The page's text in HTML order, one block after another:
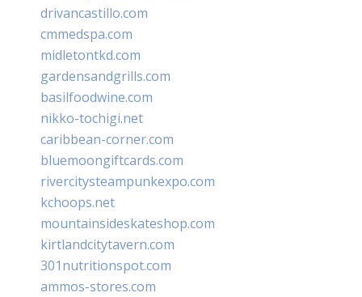
drivancastillo.com
cmmedspa.com
midletontkd.com
gardensandgrills.com
basilfoodwine.com
nikko-tochigi.net
caribbean-corner.com
bluemoongiftcards.com
rivercitysteampunkexpo.com
kchoops.net
mountainsideskateshop.com
kirtlandcitytavern.com
301nutritionspot.com
ammos-stores.com